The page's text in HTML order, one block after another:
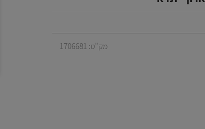
מק"ט: 1706681